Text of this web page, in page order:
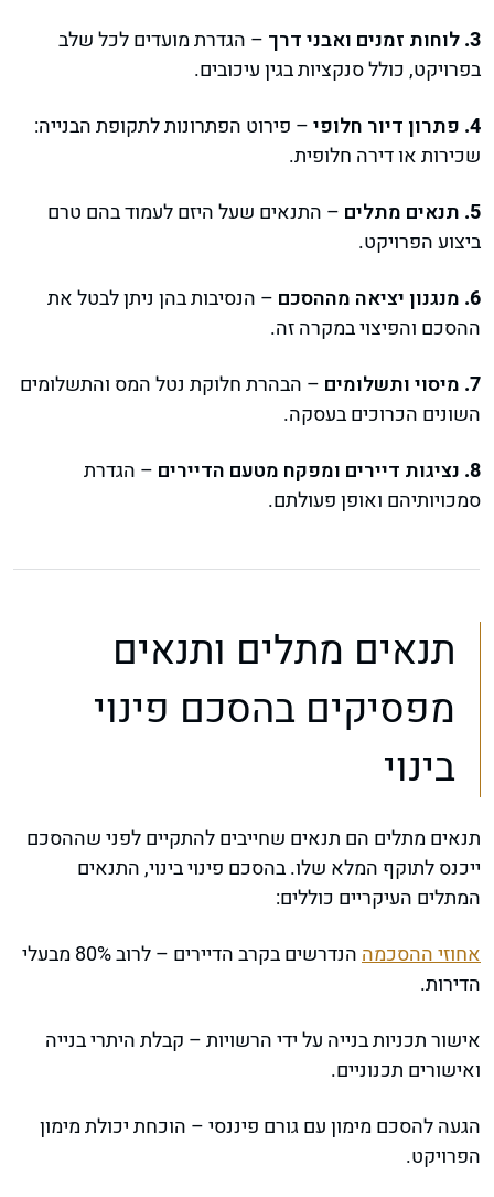
לוחות זמנים ואבני דרך – הגדרת מועדים לכל שלב
בפרויקט, כולל סנקציות בגין עיכובים.
פתרון דיור חלופי– פירוט הפתרונות לתקופת הבנייה:
שכירות או דירה חלופית.
תנאים מתלים – התנאים שעל היזם לעמוד בהם טרם
ביצוע הפרויקט.
מנגנון יציאה מההסכם – הנסיבות בהן ניתן לבטל את
ההסכם והפיצוי במקרה זה.
מיסוי ותשלומים – הבהרת חלוקת נטל המס והתשלומים
השונים הכרוכים בעסקה.
נציגות דיירים ומפקח מטעם הדיירים – הגדרת
סמכויותיהם ואופן פעולתם.
תנאים מתלים ותנאים
מפסיקים בהסכם פינוי
בינוי
תנאים מתלים הם תנאים שחייבים להתקיים לפני שההסכם
ייכנס לתוקף המלא שלו. בהסכם פינוי בינוי, התנאים
המתלים העיקריים כוללים:
אחוזי ההסכמה
הנדרשים בקרב הדיירים – לרוב 80% מבעלי
הדירות.
אישור תכניות בנייה על ידי הרשויות – קבלת היתרי בנייה
ואישורים תכנוניים.
הגעה להסכם מימון עם גורם פיננסי – הוכחת יכולת מימון
הפרויקט.